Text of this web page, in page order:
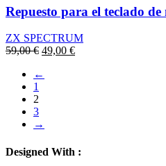
Repuesto para el teclado
ZX SPECTRUM
59,00€ El
original
49,00 €El
←
1
2
3
→
Designed With :